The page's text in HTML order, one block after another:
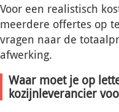
Voor een realistisch
meerdere offertes op
vragen naar de
afwerking.
Waar moet je op
kozijnleverancier